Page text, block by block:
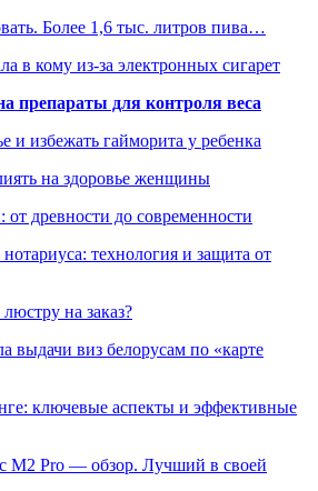
Более 1,6 тыс. литров пива…
в кому из-за электронных сигарет
препараты для контроля веса
и избежать гайморита у ребенка
на здоровье женщины
древности до современности
технология и защита от
на заказ?
выдачи виз белорусам по «карте
ключевые аспекты и эффективные
M2 Pro — обзор. Лучший в своей